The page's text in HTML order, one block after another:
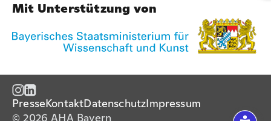
Mit Unterstützung von
PresseKontaktDatenschutzImpressum
© 2026 AHA Bayern